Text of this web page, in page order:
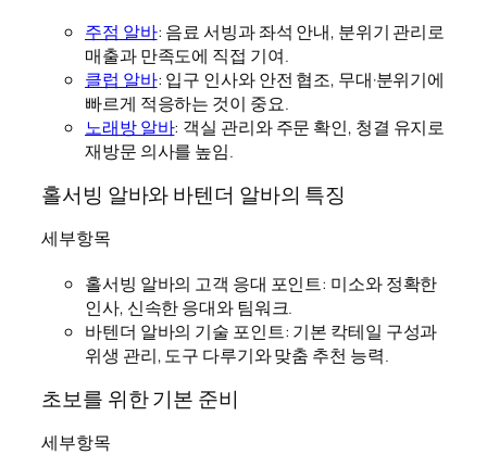
주점 알바: 음료 서빙과 좌석 안내, 분위기 관리로
매출과 만족도에 직접 기여.
클럽 알바: 입구 인사와 안전 협조, 무대·분위기에
빠르게 적응하는 것이 중요.
노래방 알바: 객실 관리와 주문 확인, 청결 유지로
재방문 의사를 높임.
홀서빙 알바와 바텐더 알바의 특징
세부항목
홀서빙 알바의 고객 응대 포인트: 미소와 정확한
인사, 신속한 응대와 팀워크.
바텐더 알바의 기술 포인트: 기본 칵테일 구성과
위생 관리, 도구 다루기와 맞춤 추천 능력.
초보를 위한 기본 준비
세부항목